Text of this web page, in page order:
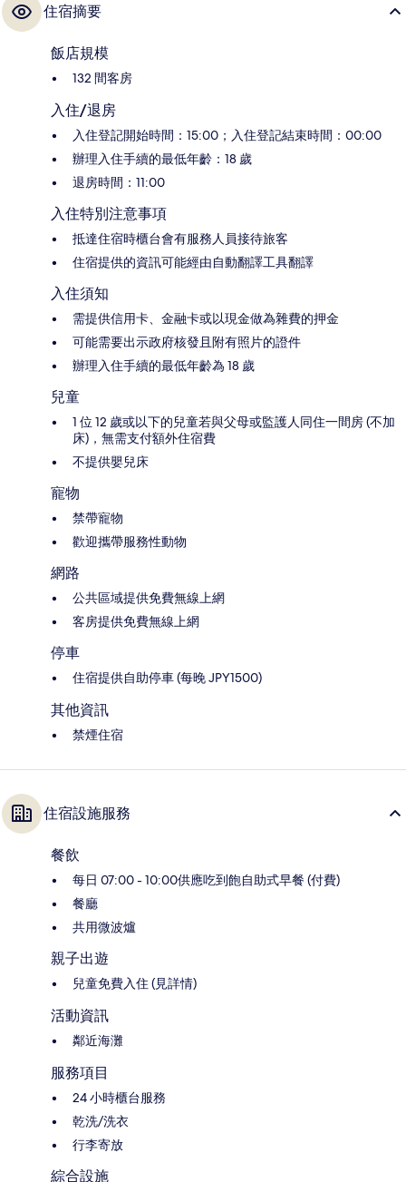
住宿摘要
飯店規模
132 間客房
入住/退房
入住登記開始時間：15:00；入住登記結束時間：00:00
辦理入住手續的最低年齡：18 歲
退房時間：11:00
入住特別注意事項
抵達住宿時櫃台會有服務人員接待旅客
住宿提供的資訊可能經由自動翻譯工具翻譯
入住須知
需提供信用卡、金融卡或以現金做為雜費的押金
可能需要出示政府核發且附有照片的證件
辦理入住手續的最低年齡為 18 歲
兒童
1 位 12 歲或以下的兒童若與父母或監護人同住一間房 (不加
床)，無需支付額外住宿費
不提供嬰兒床
寵物
禁帶寵物
歡迎攜帶服務性動物
網路
公共區域提供免費無線上網
客房提供免費無線上網
停車
住宿提供自助停車 (每晚 JPY1500)
其他資訊
禁煙住宿
住宿設施服務
餐飲
每日 07:00 - 10:00供應吃到飽自助式早餐 (付費)
餐廳
共用微波爐
親子出遊
兒童免費入住 (見詳情)
活動資訊
鄰近海灘
服務項目
24 小時櫃台服務
乾洗/洗衣
行李寄放
綜合設施